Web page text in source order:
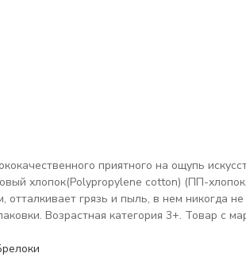
приятного на ощупь
хлопок(Polypropylene cotton) (ПП-
грязь и пыль, в нем никогда не
Возрастная категория 3+. Товар с